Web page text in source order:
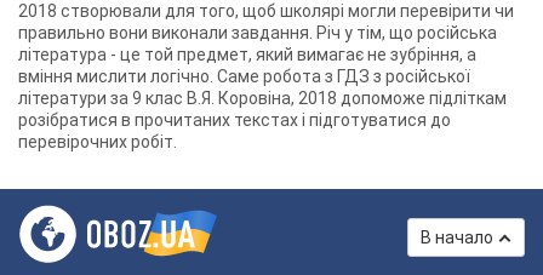
2018 створювали для того, щоб школярі могли перевірити чи
правильно вони виконали завдання. Річ у тім, що російська
література - це той предмет, який вимагає не зубріння, а
вміння мислити логічно. Саме робота з ГДЗ з російської
літератури за 9 клас В.Я. Коровіна, 2018 допоможе підліткам
розібратися в прочитаних текстах і підготуватися до
перевірочних робіт.
В начало